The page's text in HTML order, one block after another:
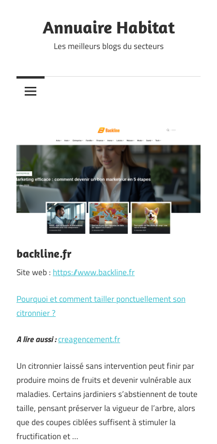
contentAnnuaire Habitat
Les meilleurs blogs du secteurs
backline.fr
Site web : https://www.backline.fr
Pourquoi et comment tailler ponctuellement son
citronnier ?
A lire aussi :creagencement.fr
Un citronnier laissé sans intervention peut finir par
produire moins de fruits et devenir vulnérable aux
maladies. Certains jardiniers s’abstiennent de toute
taille, pensant préserver la vigueur de l’arbre, alors
que des coupes ciblées suffisent à stimuler la
fructification et …